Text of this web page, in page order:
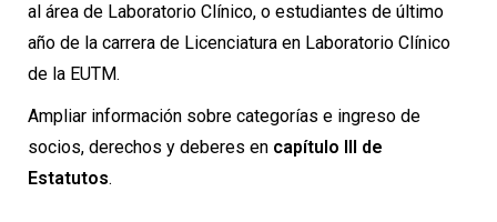
al área de Laboratorio Clínico, o estudiantes de último
año de la carrera de Licenciatura en Laboratorio Clínico
de la EUTM.
Ampliar información sobre categorías e ingreso de
socios, derechos y deberes en capítulo III de
Estatutos.